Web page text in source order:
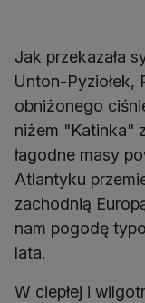
Jak przekazała
Unton-Pyziołek,
obniżonego
niżem "Katinka"
łagodne masy
Atlantyku
zachodnią
nam pogodę
lata.
W ciepłej i